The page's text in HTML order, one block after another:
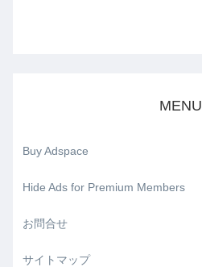
MENU
Buy Adspace
Hide Ads for Premium Members
お問合せ
サイトマップ